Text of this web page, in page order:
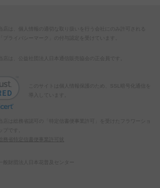
当店は、個人情報の適切な取り扱いを行う会社にのみ許可される
「プライバシーマーク」の付与認定を受けています。
当店は、公益社団法人日本通信販売協会の正会員です。
このサイトは個人情報保護のため、SSL暗号化通信を
導入しています。
当店は総務省認可の「特定信書便事業許可」を受けたフラワーショ
総務省特定信書便事業許可状